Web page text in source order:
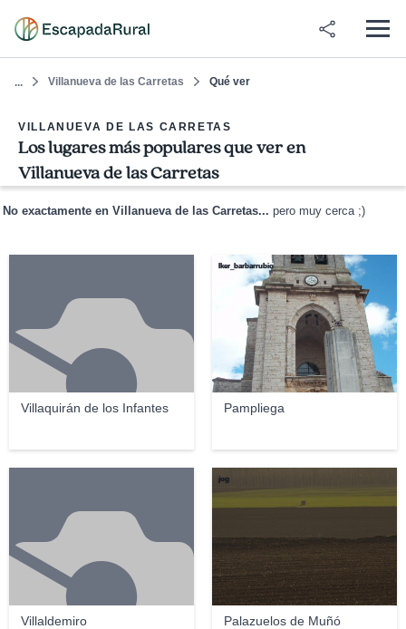
... Villanueva de las Carretas Qué ver
VILLANUEVA DE LAS CARRETAS
Los lugares más populares que ver en
Villanueva de las Carretas
No exactamente en Villanueva de las Carretas... pero muy cerca ;)
Villaquirán de los Infantes Pampliega
Iker_barbarrubio
Villaldemiro Palazuelos de Muñó
jog